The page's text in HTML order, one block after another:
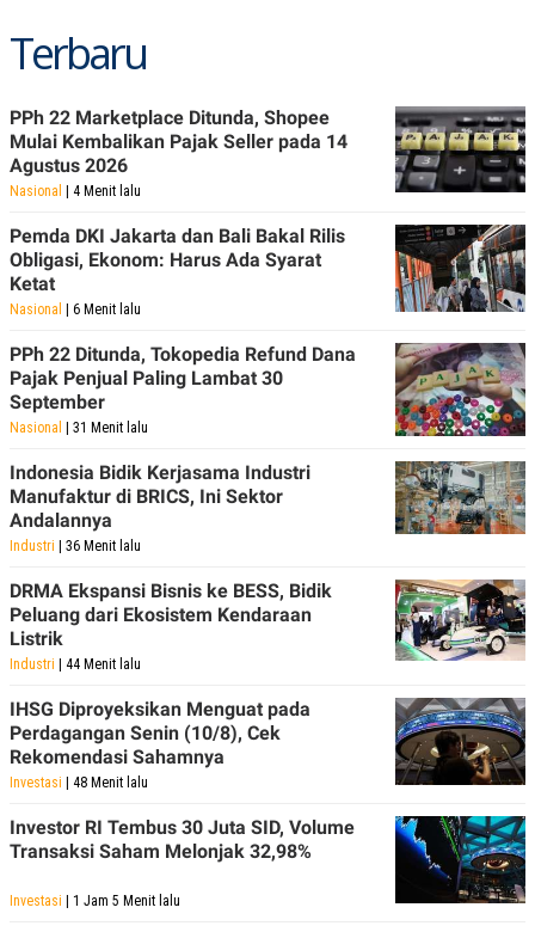
C
E
M
Y
L
E
S
E
.
I
D
A
N
G
G
A
A
N
C
E
T
K
I
N
E
R
J
E
M
I
T
E
E
P
P
R
A
D
V
E
T
I
S
I
N
K
G
M
E
A
.
Terbaru
PPh 22 Marketplace Ditunda, Shopee
Mulai Kembalikan Pajak Seller pada 14
Agustus 2026
Nasional | 4 Menit lalu
Pemda DKI Jakarta dan Bali Bakal Rilis
Obligasi, Ekonom: Harus Ada Syarat
Ketat
Nasional | 6 Menit lalu
PPh 22 Ditunda, Tokopedia Refund Dana
Pajak Penjual Paling Lambat 30
September
Nasional | 31 Menit lalu
Indonesia Bidik Kerjasama Industri
Manufaktur di BRICS, Ini Sektor
Andalannya
Industri | 36 Menit lalu
DRMA Ekspansi Bisnis ke BESS, Bidik
Peluang dari Ekosistem Kendaraan
Listrik
Industri | 44 Menit lalu
IHSG Diproyeksikan Menguat pada
Perdagangan Senin (10/8), Cek
Rekomendasi Sahamnya
Investasi | 48 Menit lalu
Investor RI Tembus 30 Juta SID, Volume
Transaksi Saham Melonjak 32,98%
Investasi | 1 Jam 5 Menit lalu